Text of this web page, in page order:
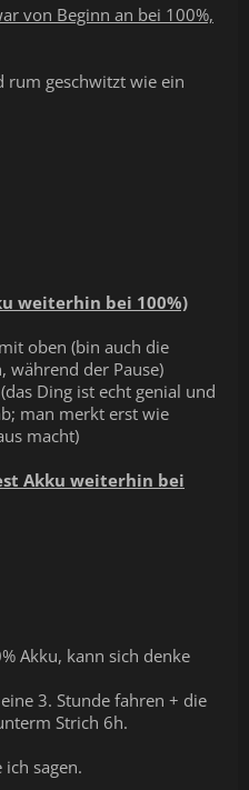
von Beginn an bei 100%,
rum geschwitzt wie ein
weiterhin bei 100%)
oben (bin auch die
während der Pause)
Ding ist echt genial und
man merkt erst wie
macht)
Akku weiterhin bei
Akku, kann sich denke
3. Stunde fahren + die
Strich 6h.
sagen.